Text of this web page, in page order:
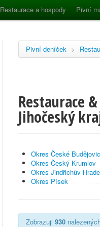
Restaurace a hospody Pivní
Pivní deníček >
Restaurace
Jihočeský
Okres České
Okres Český Krumlov
Okres Jindřichův
Okres Písek
Zobrazuji 930